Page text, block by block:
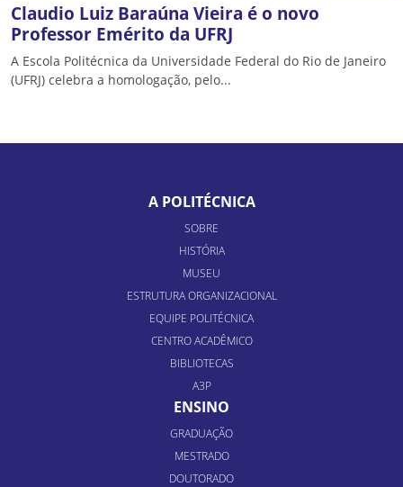
Claudio Luiz Baraúna Vieira é o novo
Professor Emérito da UFRJ
A Escola Politécnica da Universidade Federal do Rio de Janeiro
(UFRJ) celebra a homologação, pelo...
A POLITÉCNICA
SOBRE
HISTÓRIA
MUSEU
ESTRUTURA ORGANIZACIONAL
EQUIPE POLITÉCNICA
CENTRO ACADÊMICO
BIBLIOTECAS
A3P
ENSINO
GRADUAÇÃO
MESTRADO
DOUTORADO